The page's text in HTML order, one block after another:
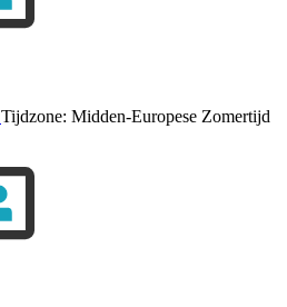
Tijdzone: Midden-Europese Zomertijd